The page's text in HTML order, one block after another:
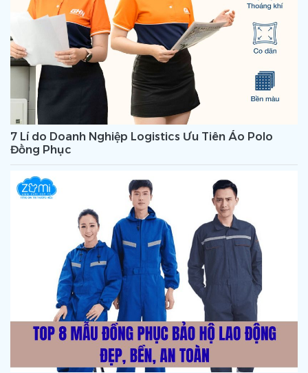
7 Lí do Doanh Nghiệp Logistics Ưu Tiên Áo Polo
Đồng Phục